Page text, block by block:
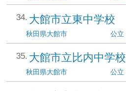
大館市立東中学校
秋田県大館市 公立
大館市立比内中学校
秋田県大館市 公立